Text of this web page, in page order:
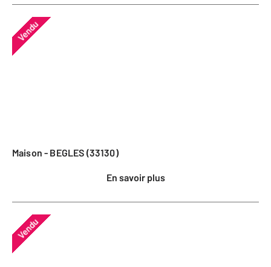
Vendu
Maison - BEGLES (33130)
En savoir plus
Vendu